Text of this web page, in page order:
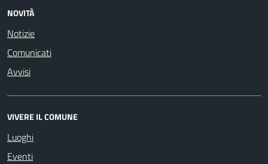
NOVITÀ
Notizie
Comunicati
Avvisi
VIVERE IL COMUNE
Luoghi
Eventi